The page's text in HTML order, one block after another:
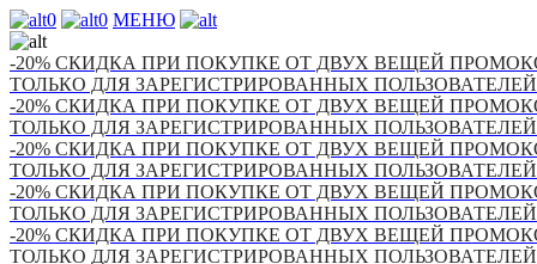
0 0 МЕНЮ
-20% СКИДКА ПРИ ПОКУПКЕ ОТ ДВУХ ВЕЩЕЙ
ТОЛЬКО ДЛЯ ЗАРЕГИСТРИРОВАННЫХ ПОЛЬЗОВАТЕЛЕЙ
-20% СКИДКА ПРИ ПОКУПКЕ ОТ ДВУХ ВЕЩЕЙ
ТОЛЬКО ДЛЯ ЗАРЕГИСТРИРОВАННЫХ ПОЛЬЗОВАТЕЛЕЙ
-20% СКИДКА ПРИ ПОКУПКЕ ОТ ДВУХ ВЕЩЕЙ
ТОЛЬКО ДЛЯ ЗАРЕГИСТРИРОВАННЫХ ПОЛЬЗОВАТЕЛЕЙ
-20% СКИДКА ПРИ ПОКУПКЕ ОТ ДВУХ ВЕЩЕЙ
ТОЛЬКО ДЛЯ ЗАРЕГИСТРИРОВАННЫХ ПОЛЬЗОВАТЕЛЕЙ
-20% СКИДКА ПРИ ПОКУПКЕ ОТ ДВУХ ВЕЩЕЙ
ТОЛЬКО ДЛЯ ЗАРЕГИСТРИРОВАННЫХ ПОЛЬЗОВАТЕЛЕЙ